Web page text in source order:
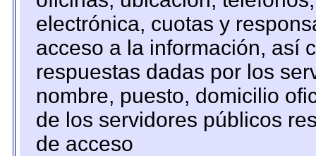
electrónica, cuotas y
acceso a la información, así
respuestas dadas por los
nombre, puesto, domicilio
de los servidores públicos
de acceso